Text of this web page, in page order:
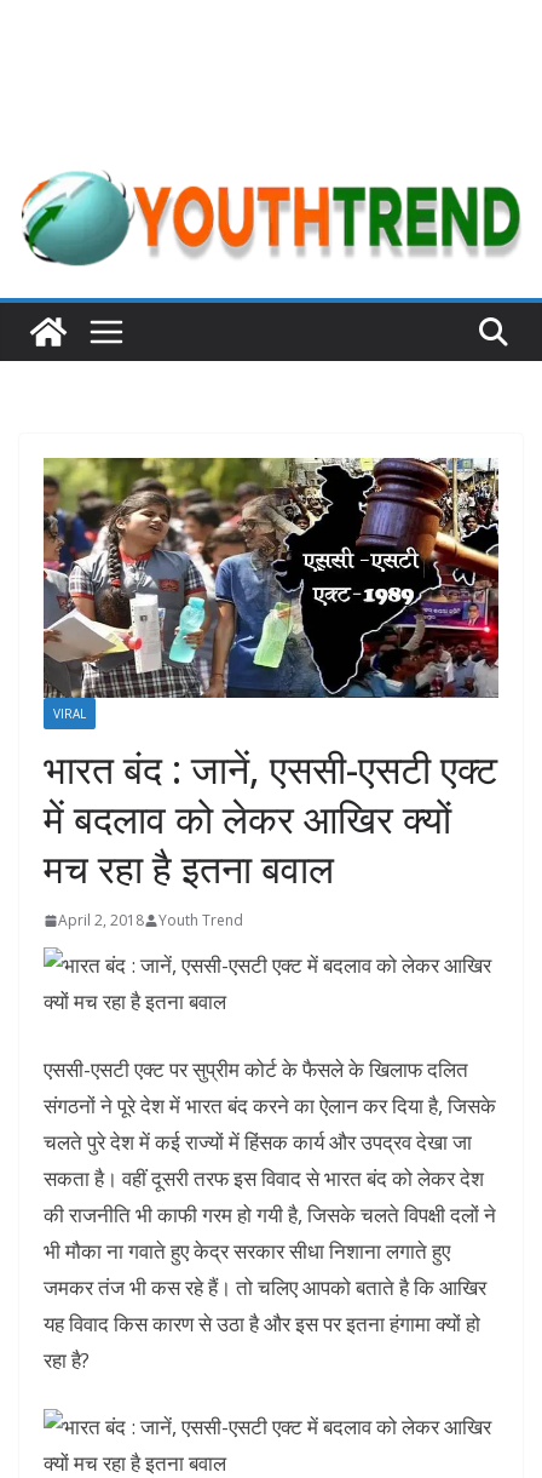
VIRAL
भारत बंद : जानें, एससी-एसटी एक्ट
में बदलाव को लेकर आखिर क्‍यों
मच रहा है इतना बवाल
April 2, 2018 Youth Trend
एससी-एसटी एक्ट पर सुप्रीम कोर्ट के फैसले के खिलाफ दलित
संगठनों ने पूरे देश में भारत बंद करने का ऐलान कर दिया है, जिसके
चलते पुरे देश में कई राज्यों में हिंसक कार्य और उपद्रव देखा जा
सकता है। वहीं दूसरी तरफ इस विवाद से भारत बंद को लेकर देश
की राजनीति भी काफी गरम हो गयी है, जिसके चलते विपक्षी दलों ने
भी मौका ना गवाते हुए केद्र सरकार सीधा निशाना लगाते हुए
जमकर तंज भी कस रहे हैं। तो चलिए आपको बताते है कि आखिर
यह विवाद किस कारण से उठा है और इस पर इतना हंगामा क्यों हो
रहा है?